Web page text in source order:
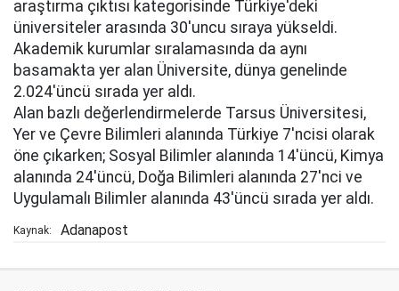
araştırma çıktısı kategorisinde Türkiye'deki
üniversiteler arasında 30'uncu sıraya yükseldi.
Akademik kurumlar sıralamasında da aynı
basamakta yer alan Üniversite, dünya genelinde
2.024'üncü sırada yer aldı.
Alan bazlı değerlendirmelerde Tarsus Üniversitesi,
Yer ve Çevre Bilimleri alanında Türkiye 7'ncisi olarak
öne çıkarken; Sosyal Bilimler alanında 14'üncü, Kimya
alanında 24'üncü, Doğa Bilimleri alanında 27'nci ve
Uygulamalı Bilimler alanında 43'üncü sırada yer aldı.
Kaynak: Adanapost